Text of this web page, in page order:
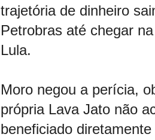
trajetória de dinheiro
Petrobras até chegar
Lula.
Moro negou a perícia,
própria Lava Jato não
beneficiado